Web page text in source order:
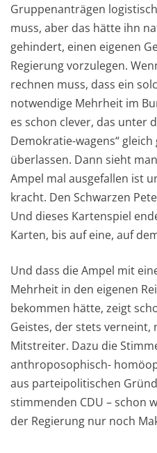
Gruppenanträgen
muss, aber das hätte ihn
gehindert, einen eigenen
Regierung vorzulegen.
rechnen muss, dass ein
notwendige Mehrheit im
es schon clever, das unter
Demokratie-wagens“
überlassen. Dann sieht
Ampel mal ausgefallen ist
kracht. Den Schwarzen
Und dieses Kartenspiel
Karten, bis auf eine, auf
Und dass die Ampel mit
Mehrheit in den eigenen
bekommen hätte, zeigt
Geistes, der stets verneint,
Mitstreiter. Dazu die
anthroposophisch-
aus parteipolitischen
stimmenden CDU – schon
der Regierung nur noch